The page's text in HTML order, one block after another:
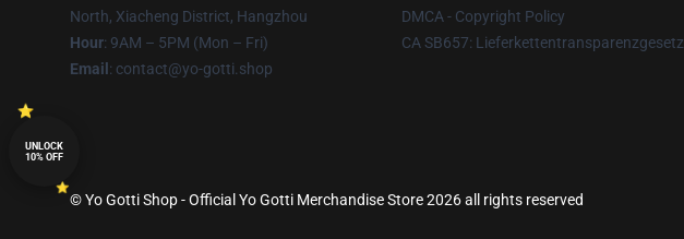
North, Xiacheng District, Hangzhou
Hour: 9AM – 5PM (Mon – Fri)
Email : contact@yo-gotti.shop
DMCA - Copyright Policy
CA SB657: Lieferkettentransparenzgesetz
© Yo Gotti Shop - Official Yo Gotti Merchandise Store 2026 all rights reserved
UNLOCK
10% OFF